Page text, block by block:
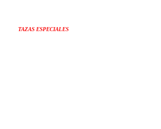
TAZAS ESPECIALES